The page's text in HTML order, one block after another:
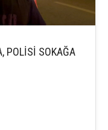
POLİSİ SOKAĞA